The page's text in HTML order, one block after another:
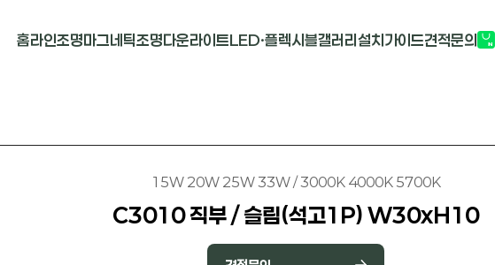
홈라인조명
펜던트
마그네틱조명
M2824R
다운라이트
사각 COB
LED·플렉시블
바리솔PCB
갤러리설치가이드견적문의
15W 20W 25W 33W / 3000K 4000K 5700K
C3010 직부 / 슬림(석고1P) W30xH10